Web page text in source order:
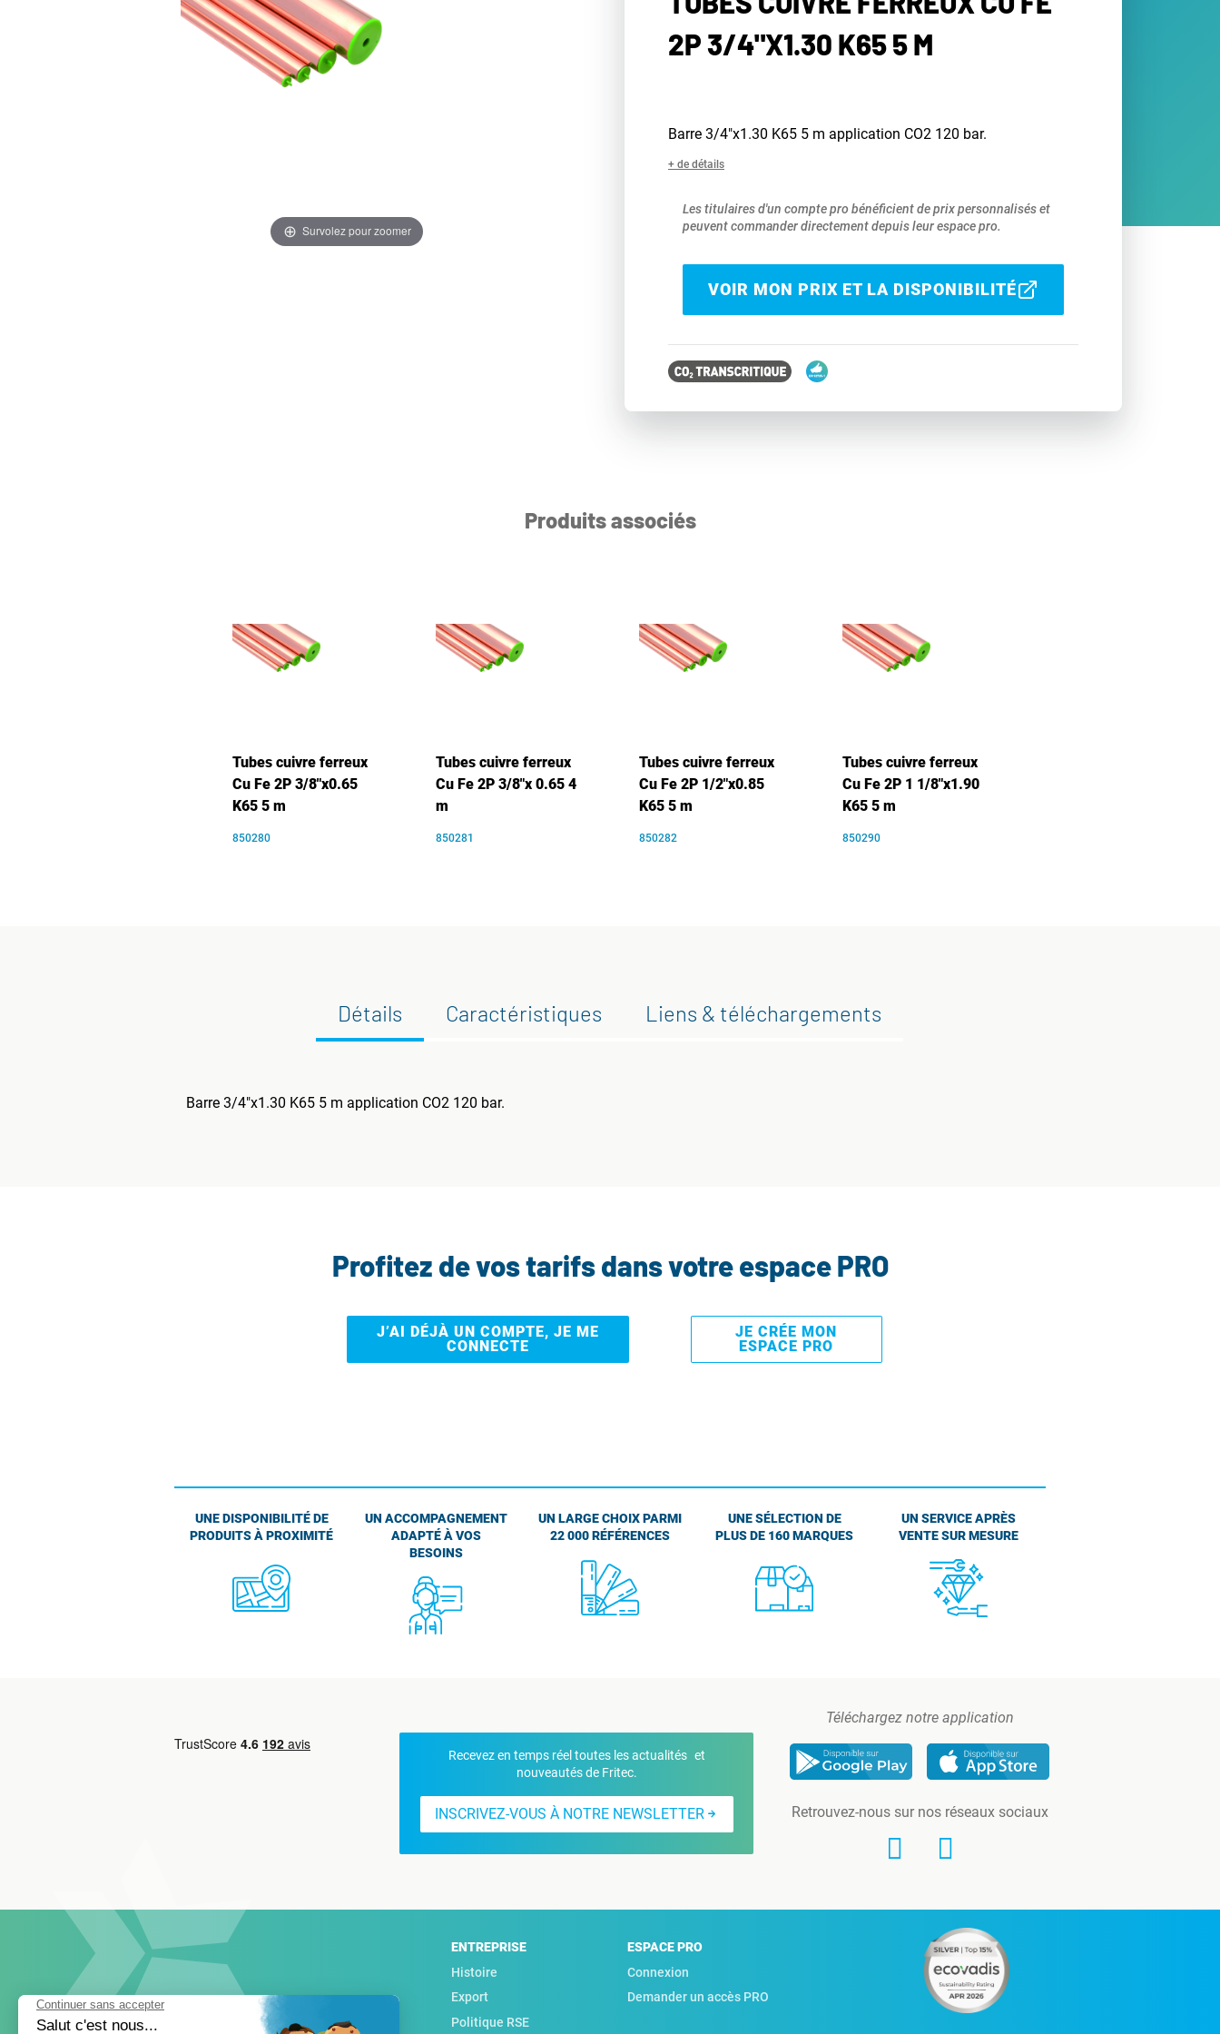
Survolez pour zoomer
2P 3/4"X1.30 K65 5 M
Barre 3/4"x1.30 K65 5 m application CO2 120 bar.
+ de détails
Les titulaires d'un compte pro bénéficient de prix personnalisés et
peuvent commander directement depuis leur espace pro.
VOIR MON PRIX ET LA DISPONIBILITÉ
Produits associés
Tubes cuivre ferreux
Cu Fe 2P 3/8"x0.65
K65 5 m
850280
Tubes cuivre ferreux
Cu Fe 2P 3/8"x 0.65 4
m
850281
Tubes cuivre ferreux
Cu Fe 2P 1/2"x0.85
K65 5 m
850282
Tubes cuivre ferreux
Cu Fe 2P 1 1/8"x1.90
K65 5 m
850290
Détails Caractéristiques Liens & téléchargements
Barre 3/4"x1.30 K65 5 m application CO2 120 bar.
Profitez de vos tarifs dans votre espace PRO
J’AI DÉJÀ UN COMPTE, JE ME
CONNECTE
JE CRÉE MON
ESPACE PRO
UNE DISPONIBILITÉ DE
PRODUITS À PROXIMITÉ
UN ACCOMPAGNEMENT
ADAPTÉ À VOS
BESOINS
UN LARGE CHOIX PARMI
22 000 RÉFÉRENCES
UNE SÉLECTION DE
PLUS DE 160 MARQUES
UN SERVICE APRÈS
VENTE SUR MESURE
Recevez en temps réel toutes les actualités et
nouveautés de Fritec.
INSCRIVEZ-VOUS À NOTRE NEWSLETTER
Téléchargez notre application
Retrouvez-nous sur nos réseaux sociaux
ENTREPRISE
Histoire
Export
Politique RSE
ESPACE PRO
Connexion
Demander un accès PRO